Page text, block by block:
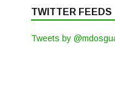
TWITTER FEEDS
Tweets by